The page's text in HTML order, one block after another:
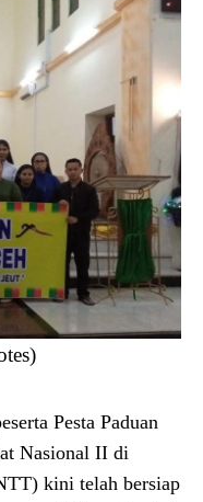
Pesta Paduan
Nasional II di
kini telah bersiap